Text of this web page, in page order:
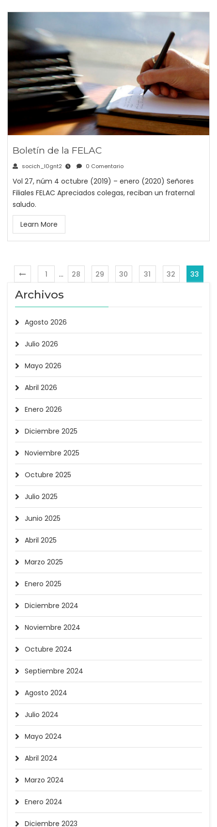
Boletín de la FELAC
socich_l0gnt2 0 Comentario
Vol 27, núm 4 octubre (2019) – enero (2020) Señores
Filiales FELAC Apreciados colegas, reciban un fraternal
saludo.
Learn More
1 … 28 29 30 31 32 33
Archivos
Agosto 2026
Julio 2026
Mayo 2026
Abril 2026
Enero 2026
Diciembre 2025
Noviembre 2025
Octubre 2025
Julio 2025
Junio 2025
Abril 2025
Marzo 2025
Enero 2025
Diciembre 2024
Noviembre 2024
Octubre 2024
Septiembre 2024
Agosto 2024
Julio 2024
Mayo 2024
Abril 2024
Marzo 2024
Enero 2024
Diciembre 2023